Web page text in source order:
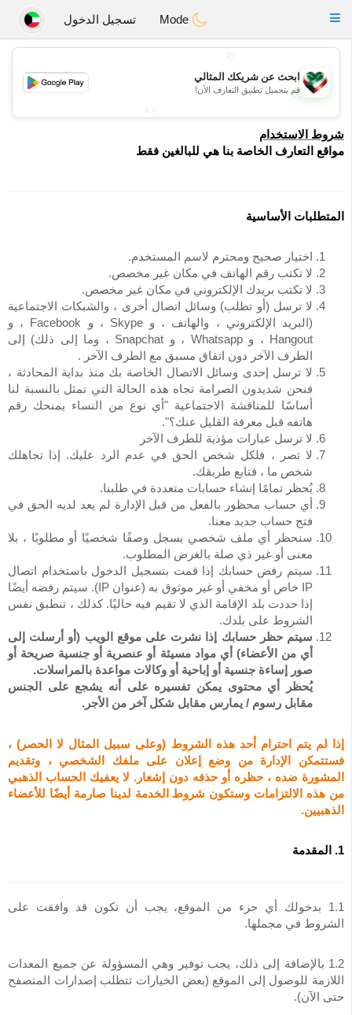
KuwaitChat
Toggle
تسجيل الدخول
💕
ابحث عن شريكك المثالي
قم بتحميل تطبيق التعارف الآن!
شروط الاستخدام
مواقع التعارف الخاصة بنا هي للبالغين فقط
المتطلبات الأساسية
اختيار صحيح ومحترم لاسم المستخدم.
لا تكتب رقم الهاتف في مكان غير مخصص.
لا تكتب بريدك الإلكتروني في مكان غير مخصص.
لا ترسل (أو تطلب) وسائل اتصال أخرى ، والشبكات الاجتماعية
(البريد الإلكتروني ، والهاتف ، و Skype ، و Facebook ، و
Hangout ، و Whatsapp ، و Snapchat ، وما إلى ذلك) إلى
الطرف الآخر دون اتفاق مسبق مع الطرف الآخر .
لا ترسل إحدى وسائل الاتصال الخاصة بك منذ بداية المحادثة ،
فنحن شديدون الصرامة تجاه هذه الحالة التي تمثل بالنسبة لنا
أساسًا للمناقشة الاجتماعية "أي نوع من النساء يمنحك رقم
هاتفه قبل معرفة القليل عنك؟".
لا ترسل عبارات مؤذية للطرف الآخر
لا تصر ، فلكل شخص الحق في عدم الرد عليك. إذا تجاهلك
شخص ما ، فتابع طريقك.
يُحظر تمامًا إنشاء حسابات متعددة في طلبنا.
أي حساب محظور بالفعل من قبل الإدارة لم يعد لديه الحق في
فتح حساب جديد معنا.
سنحظر أي ملف شخصي يسجل وصفًا شخصيًا أو مطلوبًا ، بلا
معنى أو غير ذي صلة بالغرض المطلوب.
سيتم رفض حسابك إذا قمت بتسجيل الدخول باستخدام اتصال
IP خاص أو مخفي أو غير موثوق به (عنوان IP). سيتم رفضه أيضًا
إذا حددت بلد الإقامة الذي لا تقيم فيه حاليًا. كذلك ، تنطبق نفس
الشروط على بلدك.
سيتم حظر حسابك إذا نشرت على موقع الويب (أو أرسلت إلى
أي من الأعضاء) أي مواد مسيئة أو عنصرية أو جنسية صريحة أو
صور إساءة جنسية أو إباحية أو وكالات مواعدة بالمراسلات.
يُحظر أي محتوى يمكن تفسيره على أنه يشجع على الجنس
مقابل رسوم / يمارس مقابل شكل آخر من الأجر.
إذا لم يتم احترام أحد هذه الشروط (وعلى سبيل المثال لا الحصر) ،
فستتمكن الإدارة من وضع إعلان على ملفك الشخصي ، وتقديم
المشورة ضده ، حظره أو حذفه دون إشعار. لا يعفيك الحساب الذهبي
من هذه الالتزامات وستكون شروط الخدمة لدينا صارمة أيضًا للأعضاء
الذهبيين.
1. المقدمة
1.1 بدخولك أي جزء من الموقع، يجب أن تكون قد وافقت على
الشروط في مجملها.
1.2 بالإضافة إلى ذلك، يجب توفير وهي المسؤولة عن جميع المعدات
اللازمة للوصول إلى الموقع (بعض الخيارات تتطلب إصدارات المتصفح
حتى الآن).